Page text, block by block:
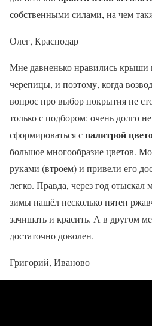
собственными силами, на чем
Олег, Краснодар
Мне давненько нравились крыши
черепицы, и поэтому, когда
вопрос про выбор покрытия не
только с подбором: очень долго
сформироваться спалитрой
большое многообразие цветов.
руками (втроем) и привели его
легко. Правда, через год отыскал
зимы нашёл несколько пятен
зачищать и красить. А в другом
достаточно доволен.
Григорий, Иваново